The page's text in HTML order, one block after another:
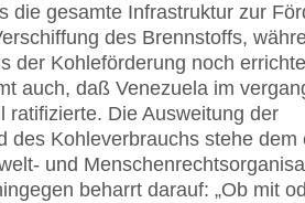
die gesamte Infrastruktur zur
des Brennstoffs,
der Kohleförderung noch
auch, daß Venezuela im
ratifizierte. Die Ausweitung der
des Kohleverbrauchs stehe dem
und
beharrt darauf: „Ob mit